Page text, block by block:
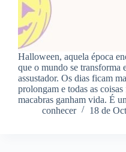
Halloween, aquela época
que o mundo se transforma
assustador. Os dias ficam
prolongam e todas as
macabras ganham vida. É
conhecer
18 de